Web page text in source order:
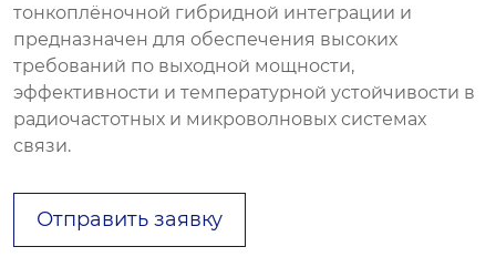
тонкоплёночной гибридной интеграции и
предназначен для обеспечения высоких
требований по выходной мощности,
эффективности и температурной устойчивости в
радиочастотных и микроволновых системах
связи.
Отправить заявку